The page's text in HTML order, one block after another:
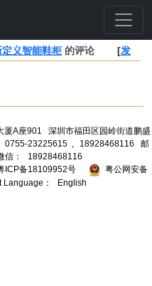
义智能鞋柜 的评论 [发
厦A座901
深圳市福田区园岭街道鹏盛
0755-23225615 , 18928468116
邮
信：
18928468116
ICP备18109952号
粤公网安备
：
English